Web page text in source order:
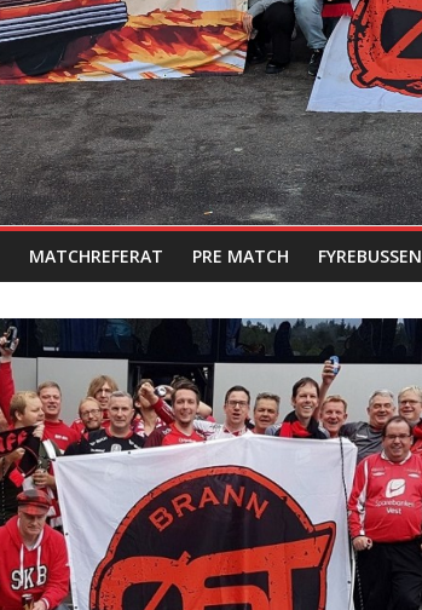
MATCHREFERAT PRE MATCH FYREBUSSEN